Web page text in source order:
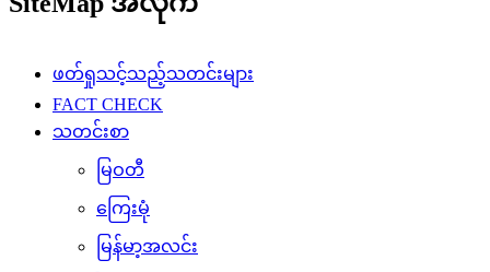
ဖတ်ရှုသင့်သည့်သတင်းများ
FACT CHECK
သတင်းစာ
မြဝတီ
ကြေးမုံ
မြန်မာ့အလင်း